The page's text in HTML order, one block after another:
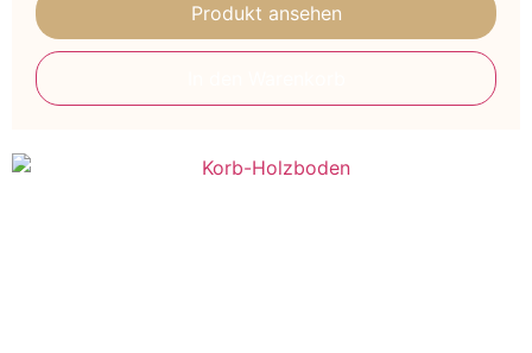
Produkt ansehen